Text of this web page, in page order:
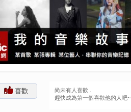
喜歡 尚未有人喜歡
趕快成為第一個喜歡他的人吧~